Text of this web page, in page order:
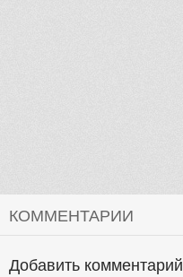
КОММЕНТАРИИ
Добавить комментарий